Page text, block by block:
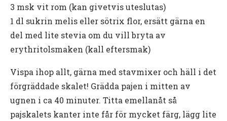
3 msk vit rom (kan givetvis uteslutas)
1 dl sukrin melis eller sötrix flor, ersätt gärna en
del med lite stevia om du vill bryta av
erythritolsmaken (kall eftersmak)
Vispa ihop allt, gärna med stavmixer och häll i det
förgräddade skalet! Grädda pajen i mitten av
ugnen i ca 40 minuter. Titta emellanåt så
pajskalets kanter inte får för mycket färg, lägg lite